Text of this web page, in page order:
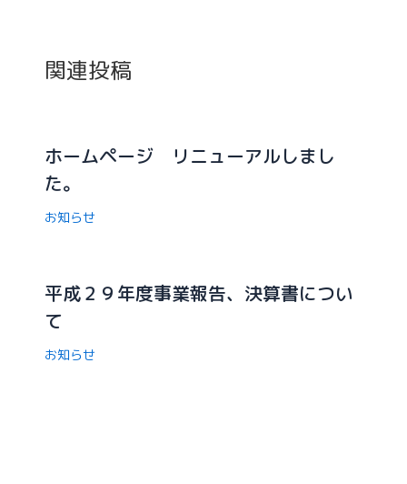
関連投稿
ホームページ リニューアルしまし
た。
お知らせ
平成２９年度事業報告、決算書につい
て
お知らせ